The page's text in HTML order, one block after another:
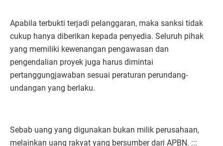
Apabila terbukti terjadi pelanggaran, maka sanksi tidak
cukup hanya diberikan kepada penyedia. Seluruh pihak
yang memiliki kewenangan pengawasan dan
pengendalian proyek juga harus dimintai
pertanggungjawaban sesuai peraturan perundang-
undangan yang berlaku.
Sebab uang yang digunakan bukan milik perusahaan,
melainkan uang rakyat yang bersumber dari APBN. :::